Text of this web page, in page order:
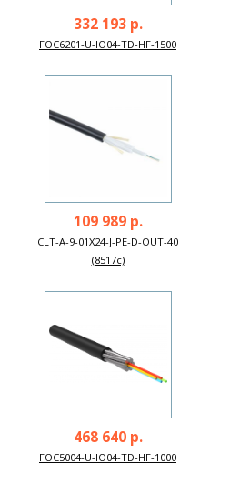
332 193 р.
FOC6201-U-IO04-TD-HF-1500
109 989 р.
CLT-A-9-01X24-J-PE-D-OUT-40
(8517c)
468 640 р.
FOC5004-U-IO04-TD-HF-1000